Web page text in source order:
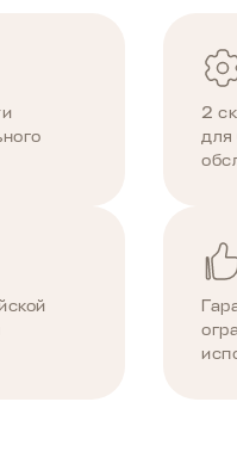
2
для